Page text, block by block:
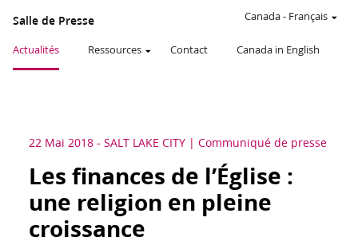
Salle de Presse
Actualités Ressources Contact Canada in English
Canada- Français
22 Mai 2018 - SALT LAKE CITY Communiqué de presse
Les finances de l’Église :
une religion en pleine
croissance